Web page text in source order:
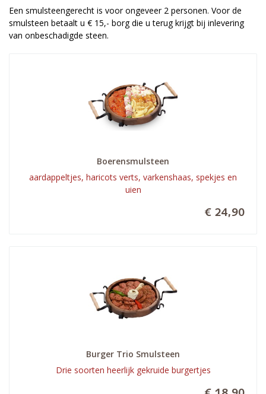
Een smulsteengerecht is voor ongeveer 2 personen. Voor de
smulsteen betaalt u € 15,- borg die u terug krijgt bij inlevering
van onbeschadigde steen.
Boerensmulsteen
aardappeltjes, haricots verts, varkenshaas, spekjes en
uien
€ 24,90
Burger Trio Smulsteen
Drie soorten heerlijk gekruide burgertjes